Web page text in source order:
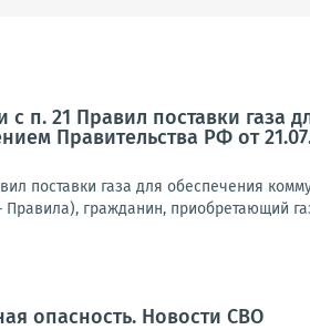
с п. 21 Правил поставки
Правительства РФ от
поставки газа для обеспечения
гражданин, приобретающий
опасность. Новости СВО